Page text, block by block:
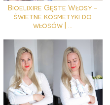
Bioelixire Gęste Włosy -
świetne kosmetyki do
włosów | ...